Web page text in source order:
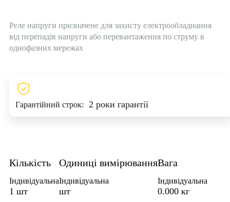
Реле напруги призначене для захисту електрообладнання
від перепадів напруги або перевантаження по струму в
однофазних мережах
Гарантійний строк: 2 роки гарантії
Кількість
Індивідуальна
1 шт
Одиниці вимірювання
Індивідуальна
шт
Вага
Індивідуальна
0.000 кг